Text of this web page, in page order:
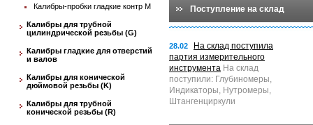
Калибры-пробки гладкие контр М
Калибры для трубной
цилиндрической резьбы (G)
Калибры гладкие для отверстий
и валов
Калибры для конической
дюймовой резьбы (K)
Калибры для трубной
конической резьбы (R)
Поступление на склад
28.02
На склад поступила
партия измерительного
инструмента На склад
поступили: Глубиномеры,
Индикаторы, Нутромеры,
Штангенциркули